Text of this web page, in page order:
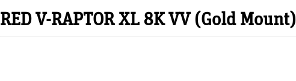
RED V-RAPTOR XL 8K VV (Gold Mount)